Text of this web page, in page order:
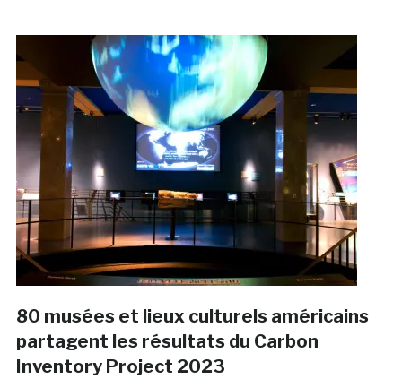
80 musées et lieux culturels américains
partagent les résultats du Carbon
Inventory Project 2023